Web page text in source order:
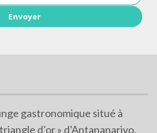
Envoyer
gastronomique situé à
d’or » d’Antananarivo.